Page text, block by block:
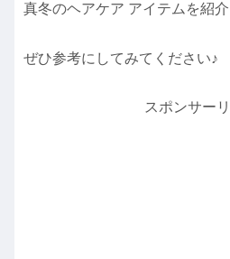
真冬のヘアケア アイテムを紹介
ぜひ参考にしてみてください♪
スポンサー